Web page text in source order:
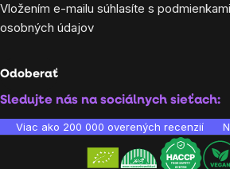
Vložením e-mailu súhlasíte s
osobných údajov
Odoberať
Sledujte nás na sociálnych sieťach:
Viac ako 200 000 overených recenzií